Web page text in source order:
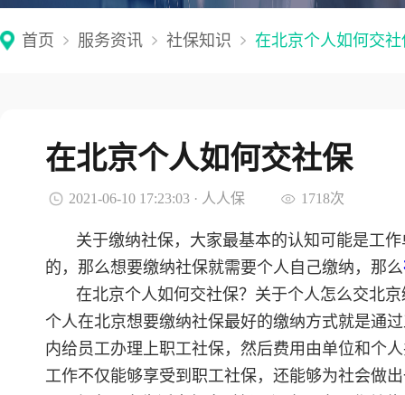
首页 服务资讯 社保知识 在北京个人如何交社
在北京个人如何交社保
2021-06-10 17:23:03 · 人人保 1718次
关于缴纳社保，大家最基本的认知可能是工
的，那么想要缴纳社保就需要个人自己缴纳，那么
在北京个人如何交社保？关于个人怎么交北
个人在北京想要缴纳社保最好的缴纳方式就是通
内给员工办理上职工社保，然后费用由单位和个
工作不仅能够享受到职工社保，还能够为社会做